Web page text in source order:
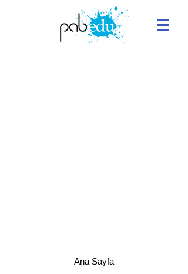
Ana Sayfa